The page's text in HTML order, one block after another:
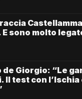
sono molto
Giorgio: “Le
Il test con l’Ischia